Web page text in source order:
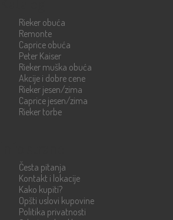
Rieker obuća
Remonte
Caprice obuća
Peter Kaiser
Rieker muška obuća
Akcije i dobre cene
Rieker jesen/zima
Caprice jesen/zima
Rieker torbe
Česta pitanja
Kontakt i lokacije
Kako kupiti?
Opšti uslovi kupovine
Politika privatnosti